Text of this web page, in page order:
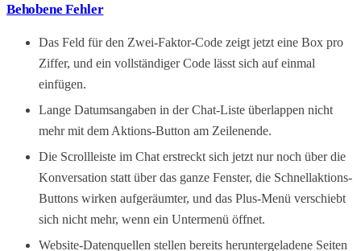
Behobene Fehler
Das Feld für den Zwei-Faktor-Code zeigt jetzt eine Box pro
Ziffer, und ein vollständiger Code lässt sich auf einmal
einfügen.
Lange Datumsangaben in der Chat-Liste überlappen nicht
mehr mit dem Aktions-Button am Zeilenende.
Die Scrollleiste im Chat erstreckt sich jetzt nur noch über die
Konversation statt über das ganze Fenster, die Schnellaktions-
Buttons wirken aufgeräumter, und das Plus-Menü verschiebt
sich nicht mehr, wenn ein Untermenü öffnet.
Website-Datenquellen stellen bereits heruntergeladene Seiten